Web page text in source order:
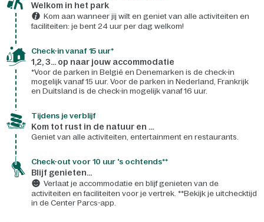
Welkom in het park
Kom aan wanneer jij wilt en geniet van alle activiteiten en
faciliteiten: je bent 24 uur per dag welkom!
Check-in vanaf 15 uur*
1,2, 3... op naar jouw accommodatie
*Voor de parken in België en Denemarken is de check-in
mogelijk vanaf 15 uur. Voor de parken in Nederland, Frankrijk
en Duitsland is de check-in mogelijk vanaf 16 uur.
Tijdens je verblijf
Kom tot rust in de natuur en ...
Geniet van alle activiteiten, entertainment en restaurants.
Check-out voor 10 uur 's ochtends**
Blijf genieten...
Verlaat je accommodatie en blijf genieten van de
activiteiten en faciliteiten voor je vertrek. **Bekijk je uitchecktijd
in de Center Parcs-app.